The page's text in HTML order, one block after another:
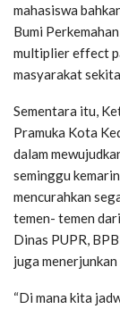
mahasiswa
Bumi
multiplier effect
masyarakat
Sementara itu,
Pramuka Kota
dalam
seminggu
mencurahkan
temen- temen
Dinas PUPR,
juga
“Di mana kita